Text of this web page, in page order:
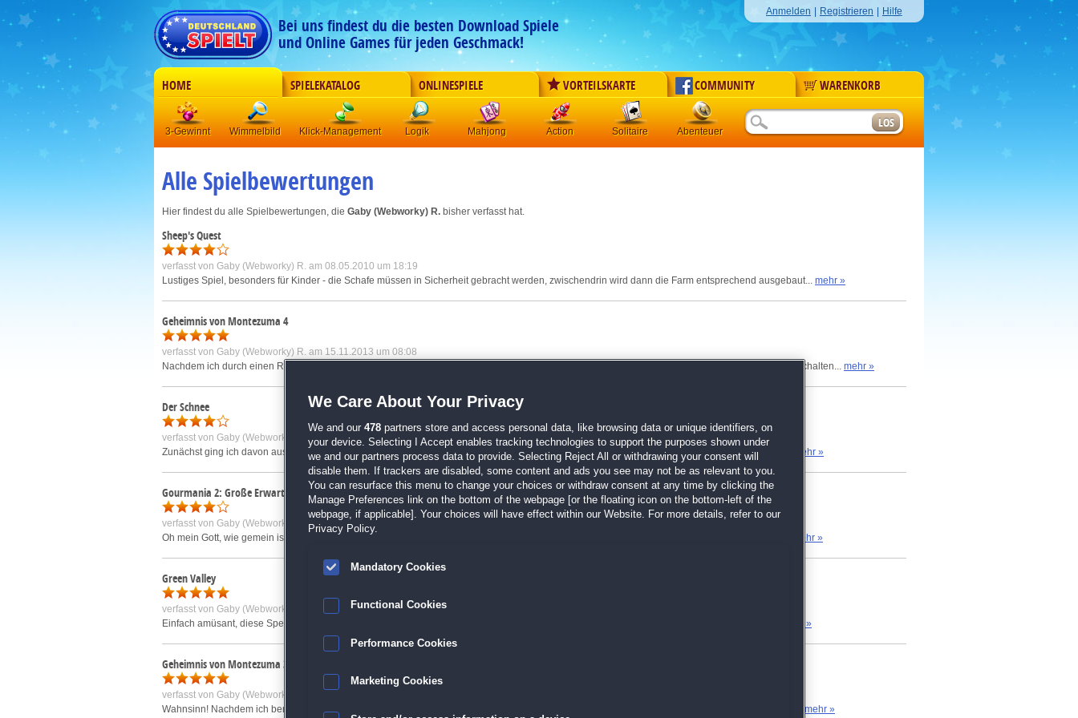
Bei uns findest du die besten Download Spiele
und Online Games für jeden Geschmack!
Anmelden Registrieren Hilfe
HOME SPIELEKATALOG ONLINESPIELE VORTEILSKARTE COMMUNITY WARENKORB
3-Gewinnt Wimmelbild Klick-Management Logik Mahjong Action Solitaire Abenteuer
Alle Spielbewertungen
Hier findest du alle Spielbewertungen, die Gaby (Webworky) R. bisher verfasst hat.
Sheep's Quest
verfasst von Gaby (Webworky) R. am 08.05.2010 um 18:19
Lustiges Spiel, besonders für Kinder - die Schafe müssen in Sicherheit gebracht werden, zwischendrin wird dann die Farm entsprechend ausgebaut... mehr »
Geheimnis von Montezuma 4
verfasst von Gaby (Webworky) R. am 15.11.2013 um 08:08
Nachdem ich durch einen Rechnerwechsel mühevoll meine ganzen Lieblingsspiele von "Deutschland spielt" erst wieder neu downloaden und freischalten... mehr »
Der Schnee
verfasst von Gaby (Webworky) R.
am 15.10.2013 um 11:38
Zunächst ging ich davon aus, dass es sich hierbei "leider wieder einmal" um die "übliche" Art eines 3-Gewinnt-Spiels handelt. Doch schon nach...
mehr »
Gourmania 2: Große Erwartungen
verfasst von Gaby (Webworky) R.
am 21.03.2011 um 17:26
Oh mein Gott, wie gemein ist DAS denn? Da sitzt man hier und spielt ein neues Game und dabei grollt plötzlich etwas im Zimmer... Ein Bär? Ein...
mehr »
Green Valley
verfasst von Gaby (Webworky) R.
am 14.12.2010 um 18:37
Einfach amüsant, diese Spezialversion einer kleinen Farm... Witzige Geschichte bekannter Charaktere, amüsante kleine Spielchen, die nicht...
mehr »
Geheimnis von Montezuma 3
verfasst von Gaby (Webworky) R.
Wahnsinn! Nachdem ich bereits die beiden Vorgängerteile gekauft und häufig gespielt habe, hatte ich zunächst gezögert (Skepsis ist mein zweiter... mehr »
We Care About Your Privacy
We and our 478 partners store and access personal data, like browsing data or unique identifiers, on
your device. Selecting I Accept enables tracking technologies to support the purposes shown under
we and our partners process data to provide. Selecting Reject All or withdrawing your consent will
disable them. If trackers are disabled, some content and ads you see may not be as relevant to you.
You can resurface this menu to change your choices or withdraw consent at any time by clicking the
Manage Preferences link on the bottom of the webpage [or the floating icon on the bottom-left of the
webpage, if applicable]. Your choices will have effect within our Website. For more details, refer to our
Privacy Policy.
Mandatory Cookies
Functional Cookies
Performance Cookies
Marketing Cookies